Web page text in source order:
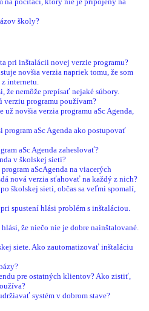
školy?
pri inštalácii novej verzie programu?
novšia verzia napriek tomu, že som
internetu.
že nemôže prepísať nejaké súbory.
verziu programu používam?
novšia verzia programu aSc Agenda,
program aSc Agenda ako postupovať
aSc Agenda zaheslovať?
v školskej sieti?
aScAgenda na viacerých
nová verzia sťahovať na každý z nich?
školskej sieti, občas sa veľmi spomalí,
spustení hlási problém s inštaláciou.
že niečo nie je dobre nainštalované.
siete. Ako zautomatizovať inštaláciu
pre ostatných klientov? Ako zistiť,
systém v dobrom stave?